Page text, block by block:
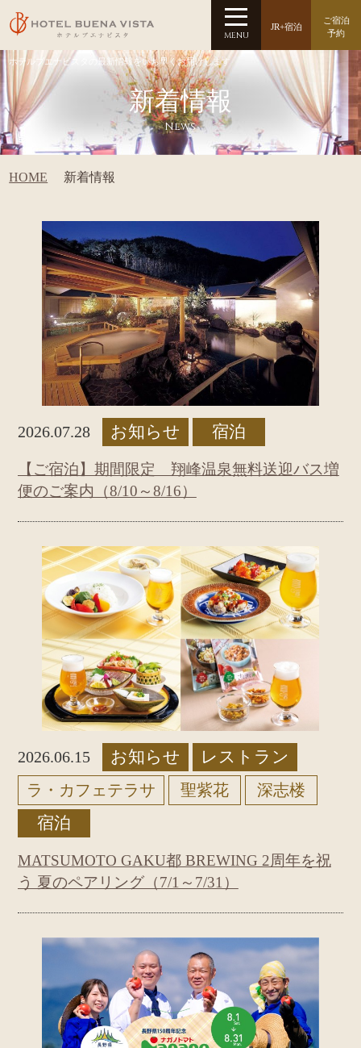
ホテルブエナビスタの最新情報をいち早くお届けします
新着情報
News
HOME 新着情報
2026.07.28 お知らせ 宿泊
【ご宿泊】期間限定 翔峰温泉無料送迎バス増
便のご案内（8/10～8/16）
2026.06.15 お知らせ レストラン
ラ・カフェテラサ 聖紫花 深志楼
宿泊
MATSUMOTO GAKU都 BREWING 2周年を祝
う 夏のペアリング（7/1～7/31）
MENU
JR+宿泊
ご宿泊
予約